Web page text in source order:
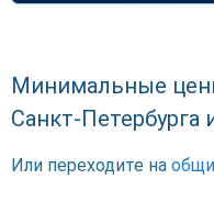
Минимальные
Санкт-
Или переходите на